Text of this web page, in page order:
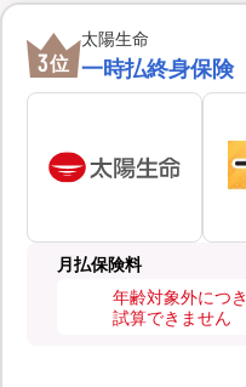
3位
太陽生命
一時払終身保険
月払保険料
年齢対象外につき
試算できません